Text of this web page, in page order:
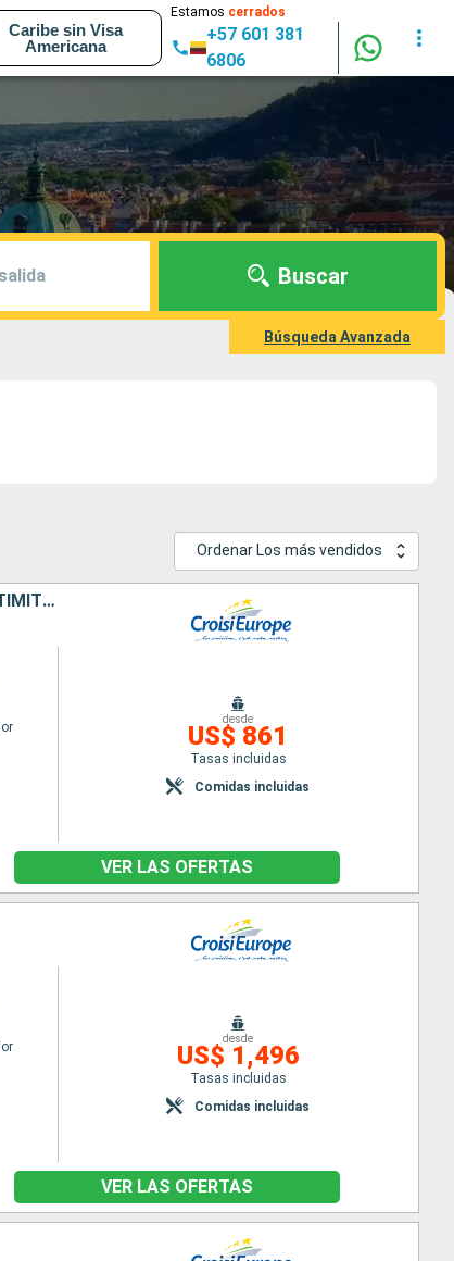
Caribe sin Visa
Americana
Estamos cerrados
+57 601 381
6806
Buscar
Búsqueda Avanzada
Ordenar Los más vendidos
PRAGUE, L'IMPÉRIALE ET SES PALAIS D'EXCEPTION, UNE CROISIÈRE DANS L'INTIMITÉ DES GRANDES FAMILLES ARISTOCRATIQUES
desde
US$ 861
Tasas incluidas
Comidas incluidas
VER LAS OFERTAS
desde
US$ 1,496
Tasas incluidas
Comidas incluidas
VER LAS OFERTAS